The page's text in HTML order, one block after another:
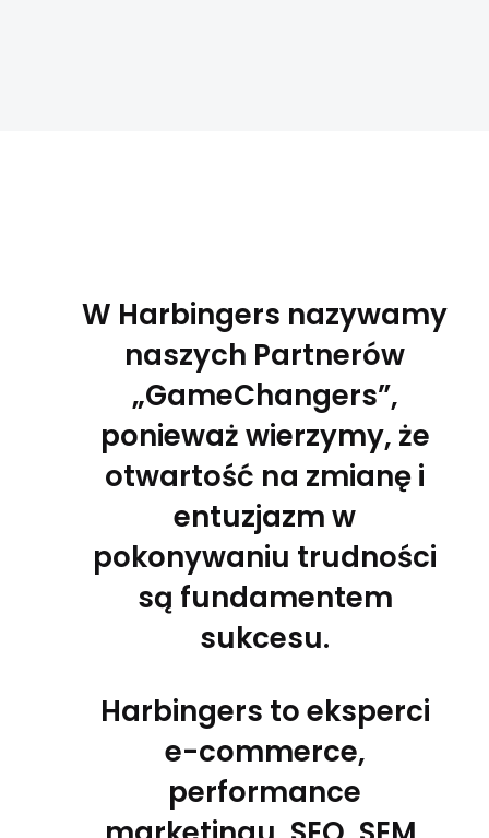
W Harbingers nazywamy
naszych Partnerów
„GameChangers”,
ponieważ wierzymy, że
otwartość na zmianę i
entuzjazm w
pokonywaniu trudności
są fundamentem
sukcesu.
Harbingers to eksperci
e-commerce,
performance